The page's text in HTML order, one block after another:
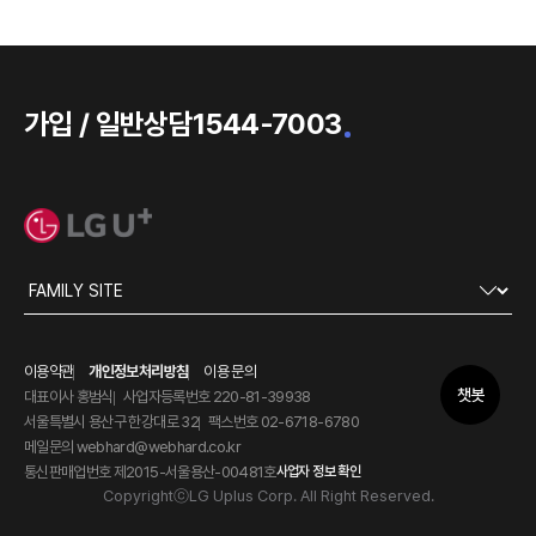
가입 / 일반상담1544-7003
이용약관 개인정보처리방침
이용 문의
대표이사 홍범식
사업자등록번호 220-81-39938
서울특별시 용산구 한강대로 32 팩스번호 02-6718-6780
메일문의 webhard@webhard.co.kr
통신판매업번호 제2015-서울용산-00481호사업자 정보 확인
CopyrightⓒLG Uplus Corp. All Right Reserved.
챗봇